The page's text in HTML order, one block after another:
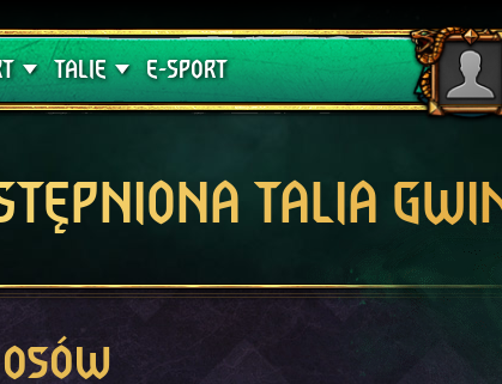
TALIE
Poradniki
E-SPORT
TALIA